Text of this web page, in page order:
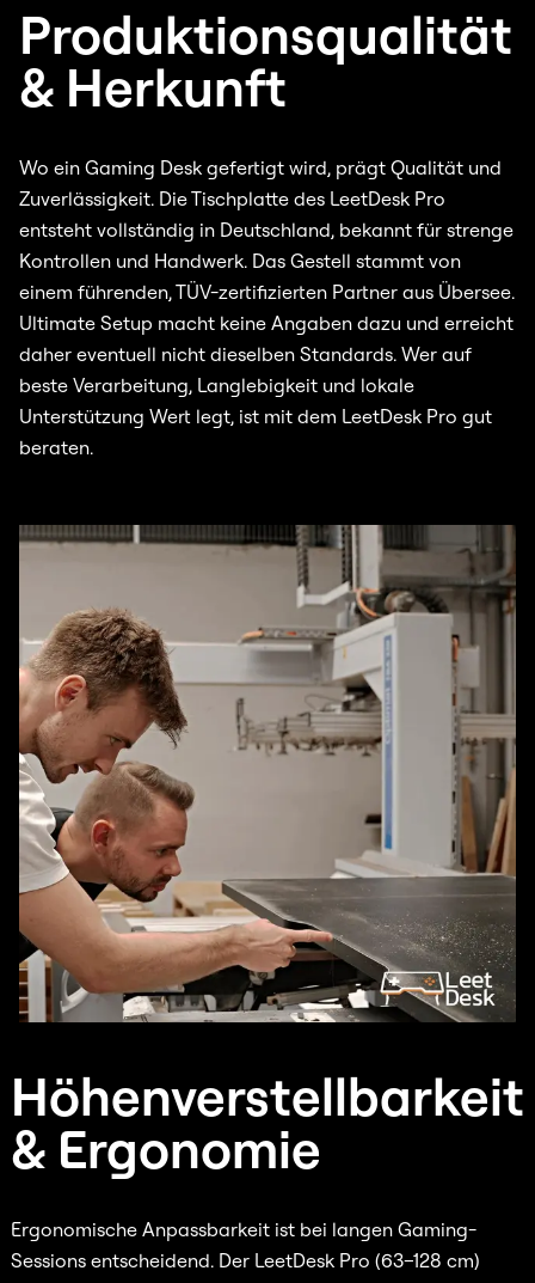
Produktionsqualität
& Herkunft
Wo ein Gaming Desk gefertigt wird, prägt Qualität und
Zuverlässigkeit. Die Tischplatte des LeetDesk Pro
entsteht vollständig in Deutschland, bekannt für strenge
Kontrollen und Handwerk. Das Gestell stammt von
einem führenden, TÜV-zertifizierten Partner aus Übersee.
Ultimate Setup macht keine Angaben dazu und erreicht
daher eventuell nicht dieselben Standards. Wer auf
beste Verarbeitung, Langlebigkeit und lokale
Unterstützung Wert legt, ist mit dem LeetDesk Pro gut
beraten.
Höhenverstellbarkeit
& Ergonomie
Ergonomische Anpassbarkeit ist bei langen Gaming-
Sessions entscheidend. Der LeetDesk Pro (63–128 cm)